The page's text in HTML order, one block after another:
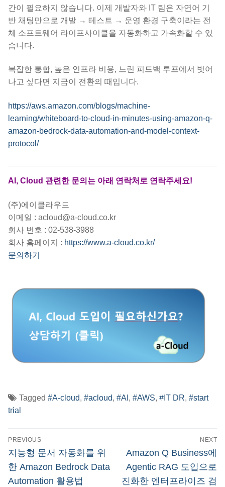
간이 필요하지 않습니다. 이제 개발자와 IT 팀은 자연어 기
반 채팅만으로 개발 → 테스트 → 운영 환경 구축이라는 전
체 소프트웨어 라이프사이클을 자동화하고 가속화할 수 있
습니다.
복잡한 통합, 높은 인프라 비용, 느린 피드백 루프에서 벗어
나고 싶다면 지금이 전환의 때입니다.
https://aws.amazon.com/blogs/machine-
learning/whiteboard-to-cloud-in-minutes-using-amazon-q-
amazon-bedrock-data-automation-and-model-context-
protocol/
AI, Cloud 관련한 문의는 아래 연락처로 연락주세요!
(주)에이클라우드
이메일 : acloud@a-cloud.co.kr
회사 번호 : 02-538-3988
회사 홈페이지 : https://www.a-cloud.co.kr/
문의하기
Tagged #A-cloud, #acloud, #AI , #AWS, #IT DR, #start
trial
글
탐
색
PREVIOUS
Previous
post:
지능형 문서 자동화를 위
한 Amazon Bedrock Data
Automation 활용법
NEXT
Next
post:
Amazon Q Business에
Agentic RAG 도입으로
진화한 엔터프라이즈 검